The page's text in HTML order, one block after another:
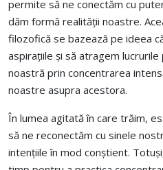
permite să ne conectăm cu
dăm formă realității noastre.
filozofică se bazează pe ideea
aspirațiile și să atragem
noastră prin concentrarea
noastre asupra acestora.
În lumea agitată în care trăim,
să ne reconectăm cu sinele
intențiile în mod conștient.